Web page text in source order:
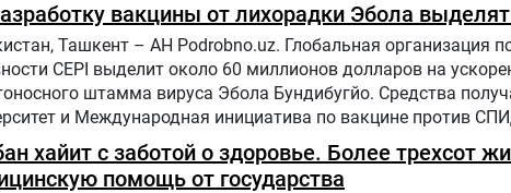
вакцины от лихорадки Эбола
Ташкент – АН Podrobno.uz. Глобальная организация
CEPI выделит около 60 миллионов долларов на
штамма вируса Эбола Бундибугйо. Средства
и Международная инициатива по вакцине против
хайит с заботой о здоровье. Более трехсот
помощь от государства